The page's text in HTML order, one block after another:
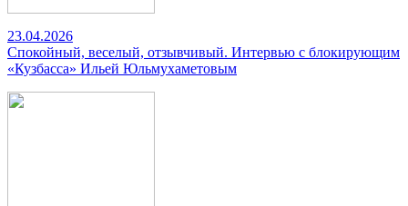
23.04.2026
Спокойный, веселый, отзывчивый. Интервью с блокирующим
«Кузбасса» Ильей Юльмухаметовым